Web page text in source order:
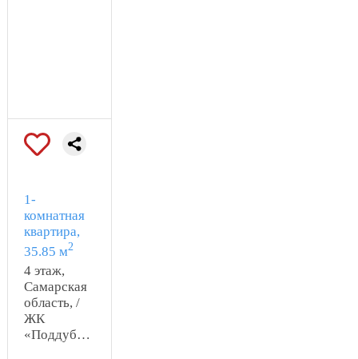
1-
комнатная
квартира,
35.85 м2
4 этаж,
Самарская
область, /
ЖК
«Поддубный»